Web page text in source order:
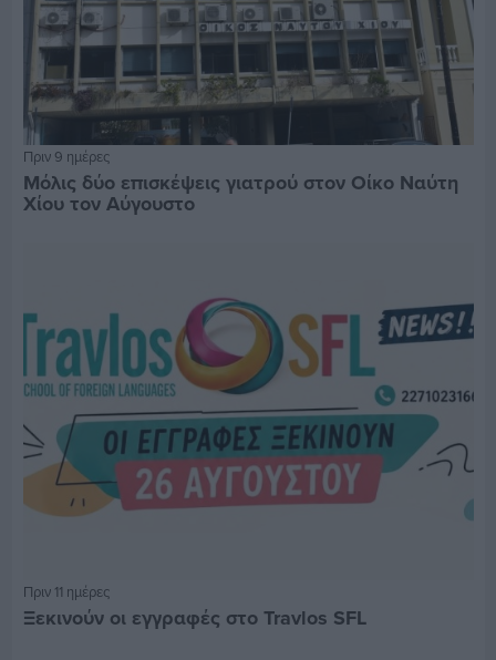
Πριν 9 ημέρες
Μόλις δύο επισκέψεις γιατρού στον Οίκο Ναύτη
Χίου τον Αύγουστο
Πριν 11 ημέρες
Ξεκινούν οι εγγραφές στο Travlos SFL